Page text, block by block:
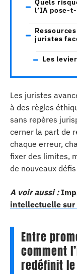
l’IA pose-
juristes
Les
Les juristes
à des règles
sans repères
cerner la part de
chaque erreur,
fixer des limites,
de nouveaux
A voir aussi :
intellectuelle
Entre
comment
redéfinit